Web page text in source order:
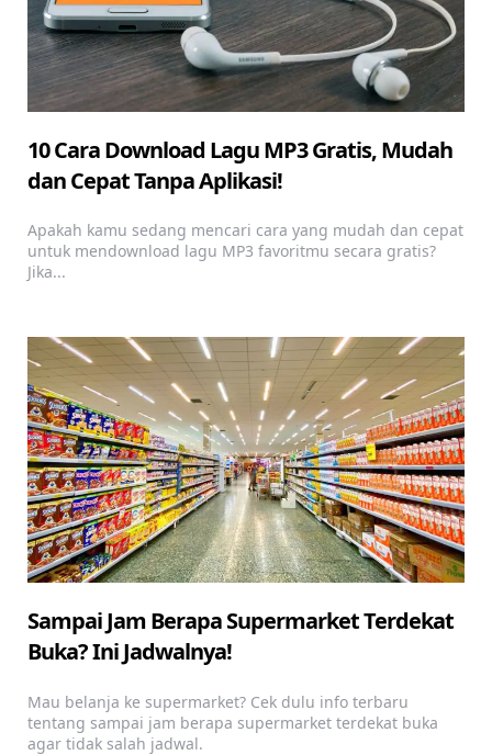
10 Cara Download Lagu MP3 Gratis, Mudah
dan Cepat Tanpa Aplikasi!
Apakah kamu sedang mencari cara yang mudah dan cepat
untuk mendownload lagu MP3 favoritmu secara gratis?
Jika...
Sampai Jam Berapa Supermarket Terdekat
Buka? Ini Jadwalnya!
Mau belanja ke supermarket? Cek dulu info terbaru
tentang sampai jam berapa supermarket terdekat buka
agar tidak salah jadwal.